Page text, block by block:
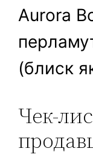
Aurora
(блиск
Чек-